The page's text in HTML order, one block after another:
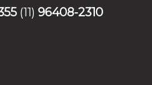
(11) 96408-2310